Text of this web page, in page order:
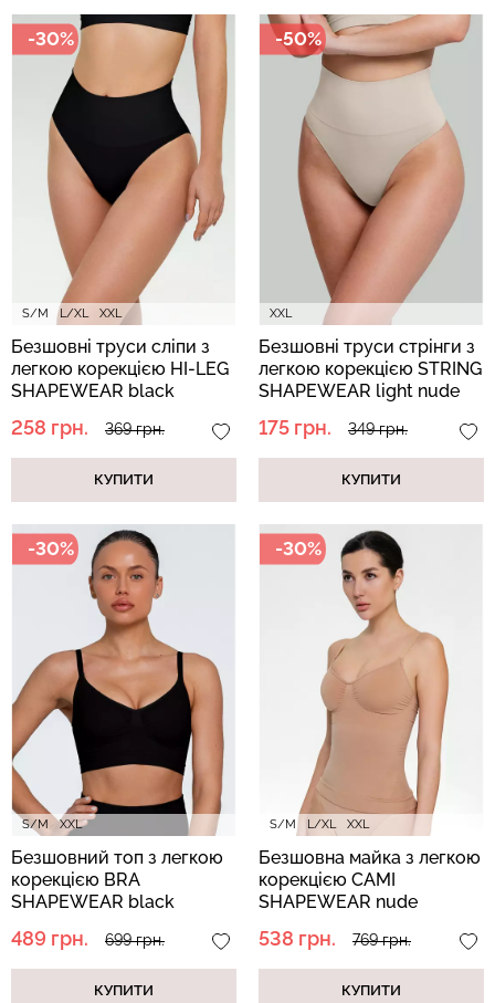
S/M L/XL XXL
-30%
Безшовні труси сліпи з
легкою корекцією HI-LEG
SHAPEWEAR black
258 грн. 369 грн.
КУПИТИ
XXL
-50%
Безшовні труси стрінги з
легкою корекцією STRING
SHAPEWEAR light nude
175 грн. 349 грн.
КУПИТИ
S/M XXL
-30%
Безшовний топ з легкою
корекцією BRA
SHAPEWEAR black
489 грн. 699 грн.
КУПИТИ
S/M L/XL XXL
-30%
Безшовна майка з легкою
корекцією CAMI
SHAPEWEAR nude
538 грн. 769 грн.
КУПИТИ